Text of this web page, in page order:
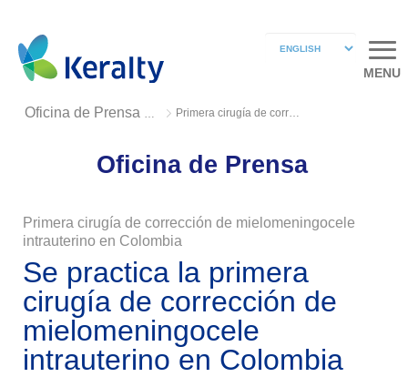
MENU
Oficina de Prensa 2019 Primera cirugía de corrección de mielomeningocele intrauterino en Colombia
Oficina de Prensa
Primera cirugía de corrección de mielomeningocele
intrauterino en Colombia
Se practica la primera
cirugía de corrección de
mielomeningocele
intrauterino en Colombia